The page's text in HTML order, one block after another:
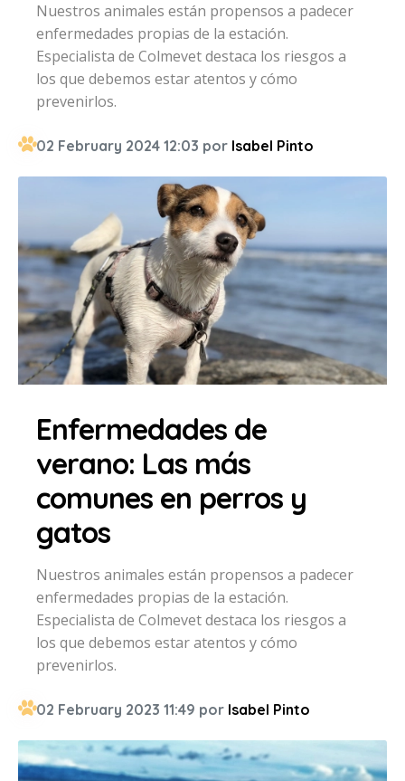
Nuestros animales están propensos a padecer
enfermedades propias de la estación.
Especialista de Colmevet destaca los riesgos a
los que debemos estar atentos y cómo
prevenirlos.
02 February 2024 12:03 por Isabel Pinto
Enfermedades de
verano: Las más
comunes en perros y
gatos
Nuestros animales están propensos a padecer
enfermedades propias de la estación.
Especialista de Colmevet destaca los riesgos a
los que debemos estar atentos y cómo
prevenirlos.
02 February 2023 11:49 por Isabel Pinto